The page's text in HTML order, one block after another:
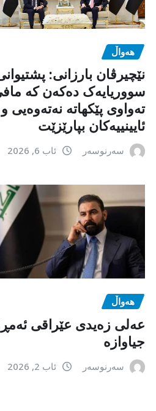
هەواڵ
نێچیرڤان بارزانی:
سووریایەک دەکەن کە
تەواوی پێکهاتە نەتەوەیی و
ئایینییەکان بپارێزێت
سەرنوسەر ئاب 6, 2026
هەواڵ
عەلی زەیدی عێراقی
جیاوازە
سەرنوسەر ئاب 2, 2026